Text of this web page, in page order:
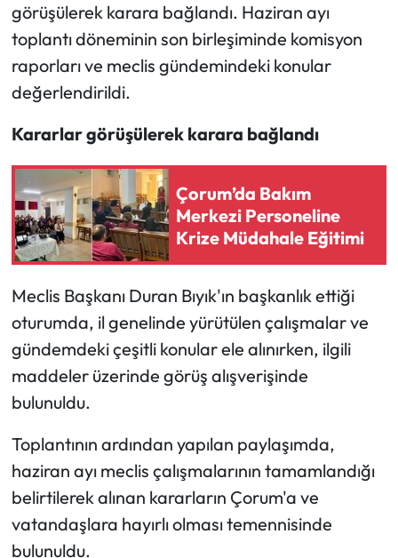
görüşülerek karara bağlandı. Haziran ayı
toplantı döneminin son birleşiminde komisyon
raporları ve meclis gündemindeki konular
değerlendirildi.
Kararlar görüşülerek karara bağlandı
Çorum’da Bakım
Merkezi Personeline
Krize Müdahale Eğitimi
Meclis Başkanı Duran Bıyık'ın başkanlık ettiği
oturumda, il genelinde yürütülen çalışmalar ve
gündemdeki çeşitli konular ele alınırken, ilgili
maddeler üzerinde görüş alışverişinde
bulunuldu.
Toplantının ardından yapılan paylaşımda,
haziran ayı meclis çalışmalarının tamamlandığı
belirtilerek alınan kararların Çorum'a ve
vatandaşlara hayırlı olması temennisinde
bulunuldu.
Kültür Sanat
Laçin Haberleri
Oğuzlar Haberleri
Ortaköy Haberleri
Osmancık Haberleri
Otomotiv
Resmi İlan
Sağlık
Siyaset